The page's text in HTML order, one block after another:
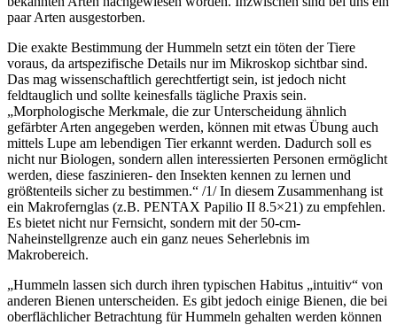
paar Arten ausgestorben.
Die exakte Bestimmung der Hummeln setzt ein töten der Tiere
voraus, da artspezifische Details nur im Mikroskop sichtbar sind.
Das mag wissenschaftlich gerechtfertigt sein, ist jedoch nicht
feldtauglich und sollte keinesfalls tägliche Praxis sein.
„Morphologische Merkmale, die zur Unterscheidung ähnlich
gefärbter Arten angegeben werden, können mit etwas Übung auch
mittels Lupe am lebendigen Tier erkannt werden. Dadurch soll es
nicht nur Biologen, sondern allen interessierten Personen ermöglicht
werden, diese faszinieren- den Insekten kennen zu lernen und
größtenteils sicher zu bestimmen.“ /1/ In diesem Zusammenhang ist
ein Makrofernglas (z.B. PENTAX Papilio II 8.5×21) zu empfehlen.
Es bietet nicht nur Fernsicht, sondern mit der 50-cm-
Naheinstellgrenze auch ein ganz neues Seherlebnis im
Makrobereich.
„Hummeln lassen sich durch ihren typischen Habitus „intuitiv“ von
anderen Bienen unterscheiden. Es gibt jedoch einige Bienen, die bei
oberflächlicher Betrachtung für Hummeln gehalten werden können